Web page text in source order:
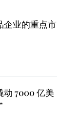
企业的重点市
动 7000 亿美